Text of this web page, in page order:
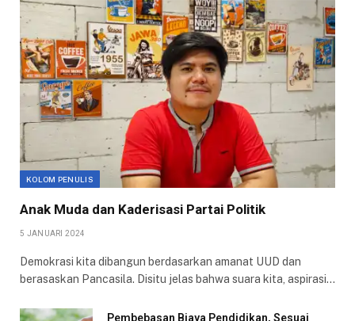
KOLOM PENULIS
Anak Muda dan Kaderisasi Partai Politik
5 JANUARI 2024
Demokrasi kita dibangun berdasarkan amanat UUD dan
berasaskan Pancasila. Disitu jelas bahwa suara kita, aspirasi…
Pembebasan Biaya Pendidikan, Sesuai